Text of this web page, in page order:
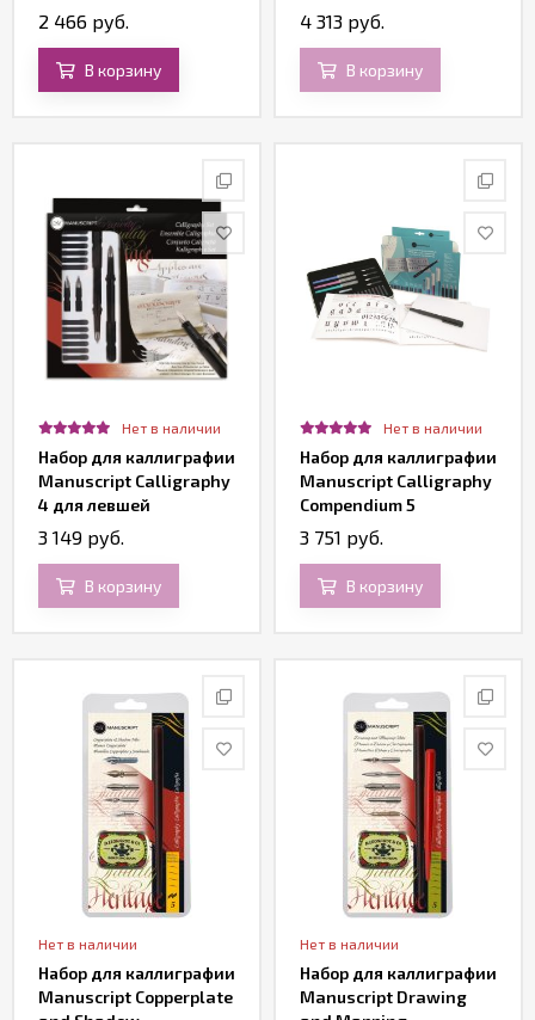
2 466 руб.
В корзину
4 313 руб.
В корзину
Нет в наличии
Набор для каллиграфии
Manuscript Calligraphy
4 для левшей
3 149 руб.
В корзину
Нет в наличии
Набор для каллиграфии
Manuscript Calligraphy
Compendium 5
3 751 руб.
В корзину
Нет в наличии
Набор для каллиграфии
Manuscript Copperplate
Нет в наличии
Набор для каллиграфии
Manuscript Drawing